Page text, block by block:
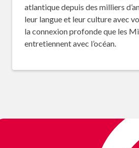
atlantique depuis des milliers
leur langue et leur culture avec
la connexion profonde que les
entretiennent avec l’océan.